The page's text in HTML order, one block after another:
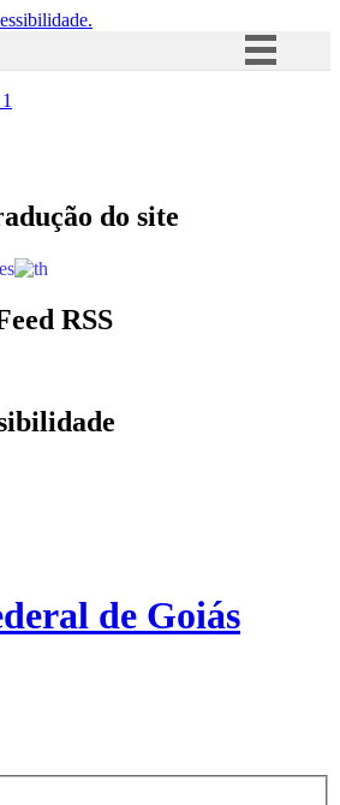
Acesso à informação
1
do site
RSS
de Goiás